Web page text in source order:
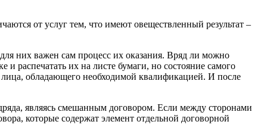
от услуг тем, что имеют овеществленный результат –
них важен сам процесс их оказания. Вряд ли можно
распечатать их на листе бумаги, но состояние самого
лица, обладающего необходимой квалификацией. И после
являясь смешанным договором. Если между сторонами
которые содержат элемент отдельной договорной